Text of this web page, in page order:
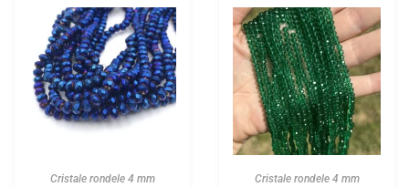
Cristale rondele 4 mm Cristale rondele 4 mm